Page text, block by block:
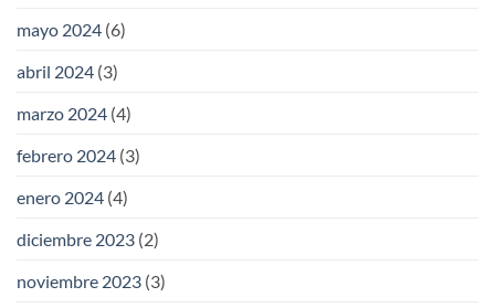
mayo 2024 (6)
abril 2024 (3)
marzo 2024 (4)
febrero 2024 (3)
enero 2024 (4)
diciembre 2023 (2)
noviembre 2023 (3)